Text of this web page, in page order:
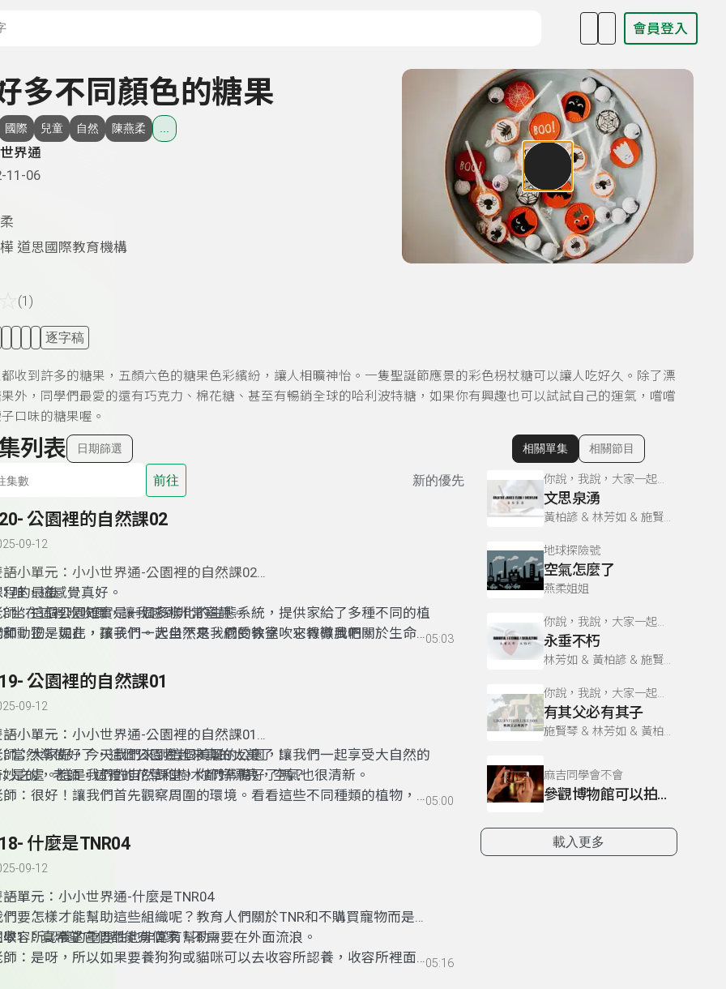
會員登入
多不同顏色的糖果
國際 兒童 自然 陳燕柔
界通
11-06
道思國際教育機構
(1)
逐字稿
收到許多的糖果，五顏六色的糖果色彩繽紛，讓人相曠神怡。一隻聖誕節應景的彩色枴杖糖可以讓人吃好久。除了漂
外，同學們最愛的還有巧克力、棉花糖、甚至有暢銷全球的哈利波特糖，如果你有興趣也可以試試自己的運氣，嚐嚐
口味的糖果喔。
列表 日期篩選
前往 新的優先
公園裡的自然課02
09-12
語小單元：小小世界通-公園裡的自然課02
程的最後
師：這個公園確實是一個多樣化的生態系統，提供家給了多種不同的植
和動物。現在，讓我們一起坐下來，感受徐徐吹來得微風吧。
哇，這感覺真好。
坐在這裡吹吹風，讓我感到非常寧靜。
師：正是如此，孩子們。大自然是我們的教室，它教導我們關於生命、05:03
公園裡的自然課01
09-12
語小單元：小小世界通-公園裡的自然課01
師：大家好，今天我們來到這個美麗的公園，讓我們一起享受大自然的
妙之處。這是我們的自然課堂，你們準備好了嗎？
當然準備好了，這個公園看起來真的太美了！
是的，老師，這裡的花草和樹木都好漂亮，空氣也很清新。
師：很好！讓我們首先觀察周圍的環境。看看這些不同種類的植物，你05:00
什麼是TNR04
09-12
語單元：小小世界通-什麼是TNR04
們要怎樣才能幫助這些組織呢？教育人們關於TNR和不購買寵物而是前
收容所認養的重要性也非常有幫助。
學1 ：真希望它們都能有個家，不需要在外面流浪。
師：是呀，所以如果要養狗狗或貓咪可以去收容所認養，收容所裡面什05:16
顯示相關單集
相關單集 相關節目
你說，我說，大家一起說！
文思泉湧
黃柏諺 & 林芳如 & 施賢琴
地球探險號
空氣怎麼了
燕柔姐姐
你說，我說，大家一起說！
永垂不朽
林芳如 & 黃柏諺 & 施賢琴
你說，我說，大家一起說！
有其父必有其子
施賢琴 & 林芳如 & 黃柏諺
麻吉同學會不會
參觀博物館可以拍照嗎
載入更多